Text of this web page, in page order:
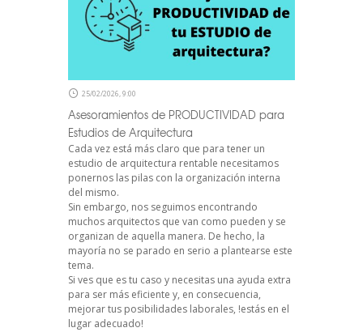
25/02/2026, 9:00
Asesoramientos de PRODUCTIVIDAD para
Estudios de Arquitectura
Cada vez está más claro que para tener un
estudio de arquitectura rentable necesitamos
ponernos las pilas con la organización interna
del mismo.
Sin embargo, nos seguimos encontrando
muchos arquitectos que van como pueden y se
organizan de aquella manera. De hecho, la
mayoría no se parado en serio a plantearse este
tema.
Si ves que es tu caso y necesitas una ayuda extra
para ser más eficiente y, en consecuencia,
mejorar tus posibilidades laborales, !estás en el
lugar adecuado!